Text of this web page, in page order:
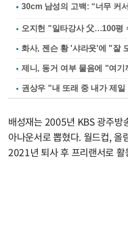
오지헌 "일타강사 父…100평
화사, 젠슨 황 '샤라웃'에 "잘
제니, 동거 여부 물음에 "여기
권상우 "내 또래 중 내가 제
배성재는 2005년 KBS 광주방
아나운서로 뽑혔다. 월드컵, 올
2021년 퇴사 후 프리랜서로 활